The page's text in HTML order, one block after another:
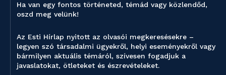
Ha van egy fontos történeted, témád vagy közlendőd,
oszd meg velünk!
Az Esti Hírlap nyitott az olvasói megkeresésekre –
legyen szó társadalmi ügyekről, helyi eseményekről vagy
bármilyen aktuális témáról, szívesen fogadjuk a
javaslatokat, ötleteket és észrevételeket.